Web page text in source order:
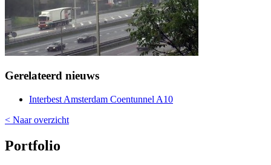
Gerelateerd nieuws
Interbest Amsterdam Coentunnel A10
< Naar overzicht
Portfolio